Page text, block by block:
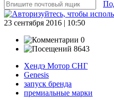
23 сентября 2016 | 10:50
0
8643
Хендэ Мотор СНГ
Genesis
запуск бренда
премиальные марки